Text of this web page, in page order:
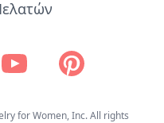
Youtube Pinterest
for Women, Inc. All rights